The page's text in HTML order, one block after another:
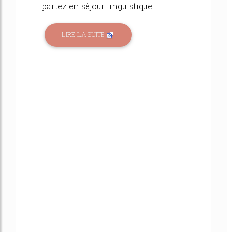
partez en séjour linguistique...
LIRE LA SUITE